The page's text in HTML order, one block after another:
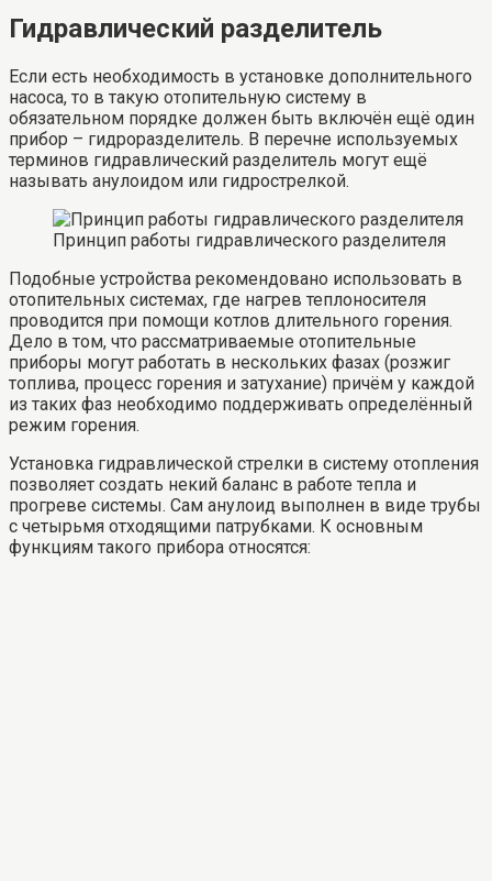
Гидравлический разделитель
Если есть необходимость в установке дополнительного
насоса, то в такую отопительную систему в
обязательном порядке должен быть включён ещё один
прибор – гидроразделитель. В перечне используемых
терминов гидравлический разделитель могут ещё
называть анулоидом или гидрострелкой.
Принцип работы гидравлического разделителя
Подобные устройства рекомендовано использовать в
отопительных системах, где нагрев теплоносителя
проводится при помощи котлов длительного горения.
Дело в том, что рассматриваемые отопительные
приборы могут работать в нескольких фазах (розжиг
топлива, процесс горения и затухание) причём у каждой
из таких фаз необходимо поддерживать определённый
режим горения.
Установка гидравлической стрелки в систему отопления
позволяет создать некий баланс в работе тепла и
прогреве системы. Сам анулоид выполнен в виде трубы
с четырьмя отходящими патрубками. К основным
функциям такого прибора относятся: